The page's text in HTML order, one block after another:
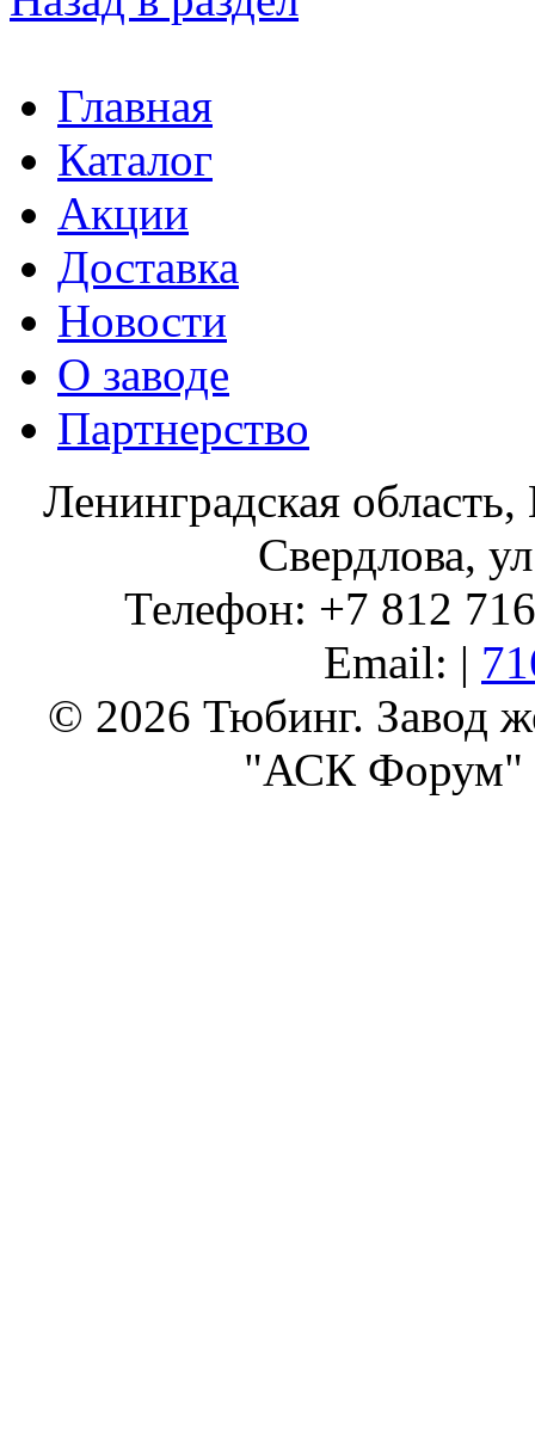
Главная
Каталог
Акции
Доставка
Новости
О заводе
Партнерство
Ленинградская
Свердлова,
Телефон: +7 812
Email: |
© 2026 Тюбинг. Завод
"АСК Форум"